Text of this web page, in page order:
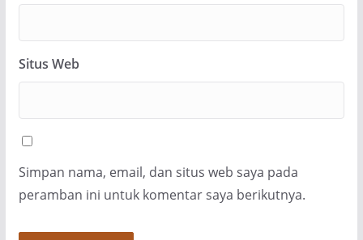
Situs Web
Simpan nama, email, dan situs web saya pada
peramban ini untuk komentar saya berikutnya.